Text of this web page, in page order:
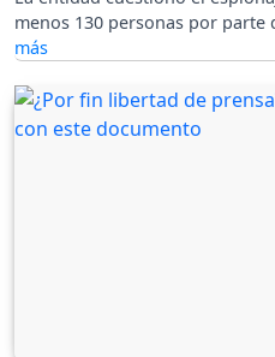
menos 130 personas por parte